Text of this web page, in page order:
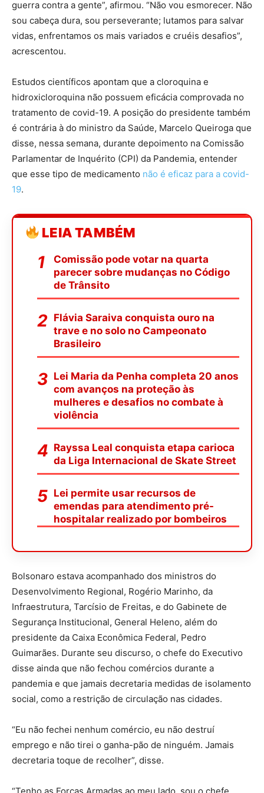
guerra contra a gente”, afirmou. “Não vou esmorecer. Não
sou cabeça dura, sou perseverante; lutamos para salvar
vidas, enfrentamos os mais variados e cruéis desafios”,
acrescentou.
Estudos científicos apontam que a cloroquina e
hidroxicloroquina não possuem eficácia comprovada no
tratamento de covid-19. A posição do presidente também
é contrária à do ministro da Saúde, Marcelo Queiroga que
disse, nessa semana, durante depoimento na Comissão
Parlamentar de Inquérito (CPI) da Pandemia, entender
que esse tipo de medicamento não é eficaz para a covid-
19.
LEIA TAMBÉM
Comissão pode votar na quarta
parecer sobre mudanças no Código
de Trânsito
Flávia Saraiva conquista ouro na
trave e no solo no Campeonato
Brasileiro
Lei Maria da Penha completa 20 anos
com avanços na proteção às
mulheres e desafios no combate à
violência
Rayssa Leal conquista etapa carioca
da Liga Internacional de Skate Street
Lei permite usar recursos de
emendas para atendimento pré-
hospitalar realizado por bombeiros
Bolsonaro estava acompanhado dos ministros do
Desenvolvimento Regional, Rogério Marinho, da
Infraestrutura, Tarcísio de Freitas, e do Gabinete de
Segurança Institucional, General Heleno, além do
presidente da Caixa Econômica Federal, Pedro
Guimarães. Durante seu discurso, o chefe do Executivo
disse ainda que não fechou comércios durante a
pandemia e que jamais decretaria medidas de isolamento
social, como a restrição de circulação nas cidades.
“Eu não fechei nenhum comércio, eu não destruí
emprego e não tirei o ganha-pão de ninguém. Jamais
decretaria toque de recolher”, disse.